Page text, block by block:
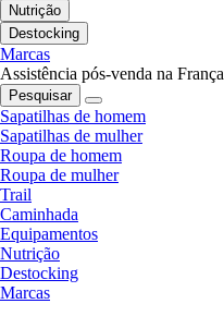
Nutrição
Destocking
Marcas
Assistência pós-venda na França
Pesquisar
Sapatilhas de homem
Sapatilhas de mulher
Roupa de homem
Roupa de mulher
Trail
Caminhada
Equipamentos
Nutrição
Destocking
Marcas